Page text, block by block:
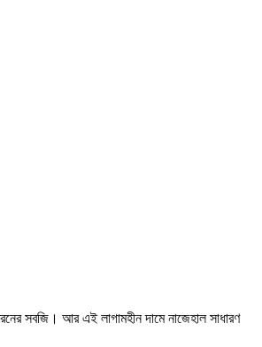
সবজি। আর এই লাগামহীন দামে নাজেহাল সাধারণ